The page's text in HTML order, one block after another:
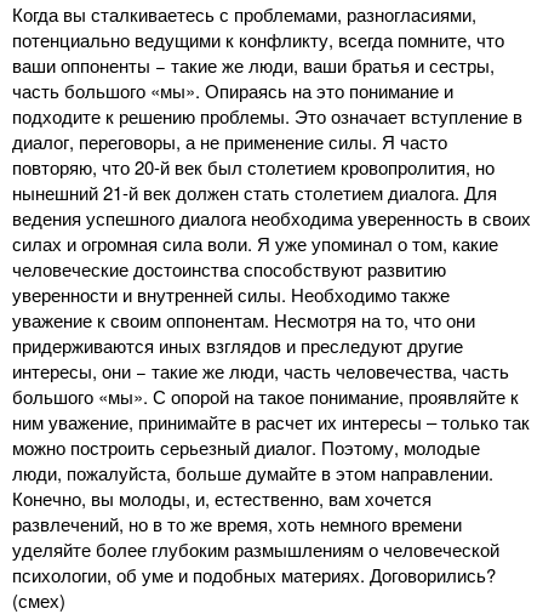
Когда вы сталкиваетесь с проблемами, разногласиями,
потенциально ведущими к конфликту, всегда помните, что
ваши оппоненты − такие же люди, ваши братья и сестры,
часть большого «мы». Опираясь на это понимание и
подходите к решению проблемы. Это означает вступление в
диалог, переговоры, а не применение силы. Я часто
повторяю, что 20-й век был столетием кровопролития, но
нынешний 21-й век должен стать столетием диалога. Для
ведения успешного диалога необходима уверенность в своих
силах и огромная сила воли. Я уже упоминал о том, какие
человеческие достоинства способствуют развитию
уверенности и внутренней силы. Необходимо также
уважение к своим оппонентам. Несмотря на то, что они
придерживаются иных взглядов и преследуют другие
интересы, они − такие же люди, часть человечества, часть
большого «мы». С опорой на такое понимание, проявляйте к
ним уважение, принимайте в расчет их интересы ‒ только так
можно построить серьезный диалог. Поэтому, молодые
люди, пожалуйста, больше думайте в этом направлении.
Конечно, вы молоды, и, естественно, вам хочется
развлечений, но в то же время, хоть немного времени
уделяйте более глубоким размышлениям о человеческой
психологии, об уме и подобных материях. Договорились?
(смех)